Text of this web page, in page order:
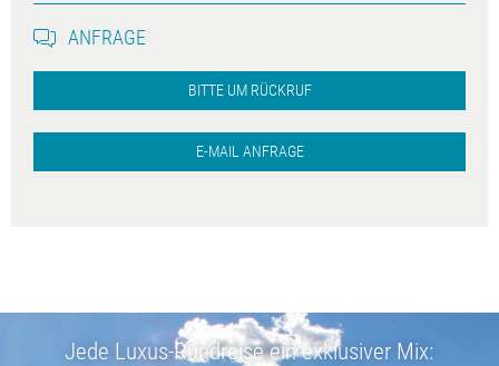
ANFRAGE
BITTE UM RÜCKRUF
E-MAIL ANFRAGE
Jede Luxus-Rundreise ein exklusiver Mix: